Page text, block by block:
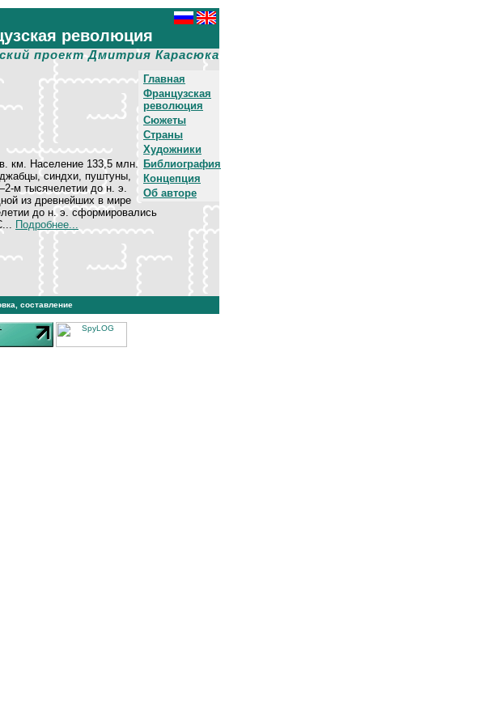
революция
проект Дмитрия Карасюка
Главная
Французская
революция
Сюжеты
Страны
Художники
Библиография
Концепция
Об авторе
км. Население 133,5 млн.
синдхи, пуштуны,
м тысячелетии до н. э.
из древнейших в мире
до н. э. сформировались
Подробнее...
составление